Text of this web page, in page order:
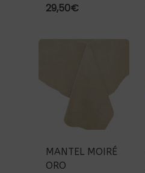
29,50€
MANTEL MOIRÉ
ORO